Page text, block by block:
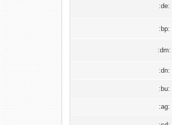
:de:
:bp:
:dm:
:dn:
:bu:
:ag: